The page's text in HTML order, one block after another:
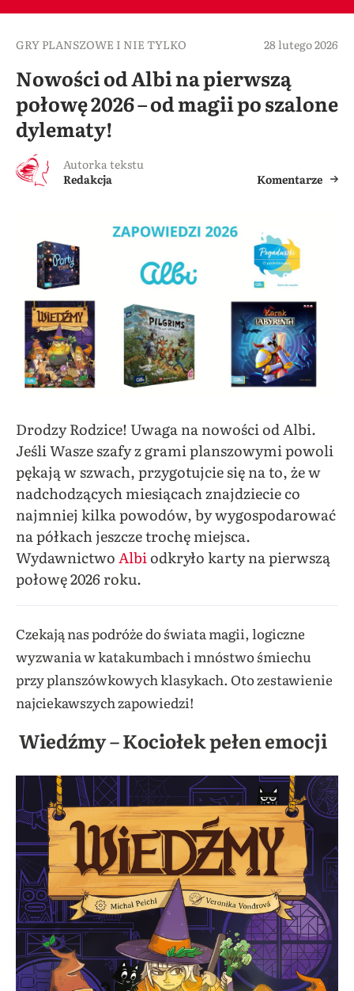
GRY PLANSZOWE I NIE TYLKO 28 lutego 2026
Nowości od Albi na pierwszą
połowę 2026 – od magii po szalone
dylematy!
Autorka tekstu
Redakcja
Komentarze
Drodzy Rodzice! Uwaga na nowości od Albi.
Jeśli Wasze szafy z grami planszowymi powoli
pękają w szwach, przygotujcie się na to, że w
nadchodzących miesiącach znajdziecie co
najmniej kilka powodów, by wygospodarować
na półkach jeszcze trochę miejsca.
WydawnictwoAlbiodkryło karty na pierwszą
połowę 2026 roku.
Czekają nas podróże do świata magii, logiczne
wyzwania w katakumbach i mnóstwo śmiechu
przy planszówkowych klasykach. Oto zestawienie
najciekawszych zapowiedzi!
Wiedźmy – Kociołek pełen emocji